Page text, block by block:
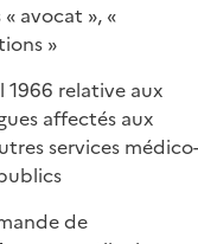
avocat », «
»
1966 relative aux
affectés aux
services médico-
de